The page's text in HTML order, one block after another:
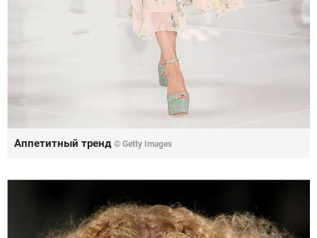
Аппетитный тренд © Getty Images